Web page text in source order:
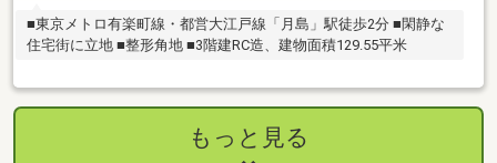
■東京メトロ有楽町線・都営大江戸線「月島」駅徒歩2分 ■閑静な
住宅街に立地 ■整形角地 ■3階建RC造、建物面積129.55平米
もっと見る